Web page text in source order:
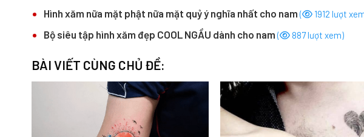
Hình xăm nữa mặt phật nữa mặt quỷ ý nghĩa nhất cho nam( 1912 lượt
Bộ siêu tập hình xăm đẹp COOL NGẦU dành cho nam( 887 lượt xem)
BÀI VIẾT CÙNG CHỦ ĐỀ: